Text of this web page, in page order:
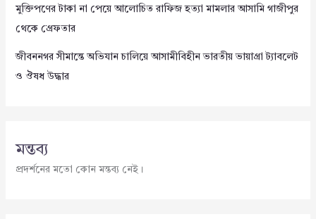
মুক্তিপণের টাকা না পেয়ে আলোচিত রাফিজ হত্যা মামলার আসামি গাজীপুর
থেকে গ্রেফতার
জীবননগর সীমান্তে অভিযান চালিয়ে আসামীবিহীন ভারতীয় ভায়াগ্রা ট্যাবলেট
ও ঔষধ উদ্ধার
মন্তব্য
প্রদর্শনের মতো কোন মন্তব্য নেই।